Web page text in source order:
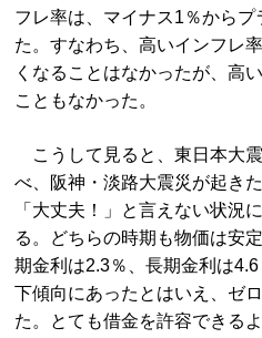
フレ率は、マイナス1％から
た。すなわち、高いインフレ
くなることはなかったが、高
こともなかった。
こうして見ると、東日本大
べ、阪神・淡路大震災が起き
「大丈夫！」と言えない状況
る。どちらの時期も物価は安
期金利は2.3％、長期金利は
下傾向にあったとはいえ、ゼ
た。とても借金を許容できる